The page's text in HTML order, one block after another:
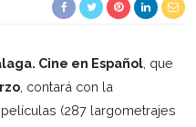
Cine en Español , que
, contará con la
(287 largometrajes